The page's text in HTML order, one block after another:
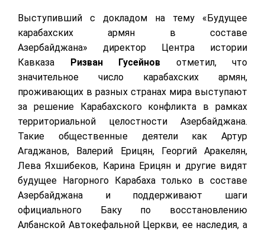
Выступивший с докладом на тему «Будущее
карабахских армян в составе
Азербайджана»
директор Центра истории
Кавказа Ризван Гусейнов отметил, что
значительное число карабахских армян,
проживающих в разных странах мира выступают
за решение Карабахского конфликта в рамках
территориальной целостности Азербайджана.
Такие общественные деятели как Артур
Агаджанов, Валерий Ерицян, Георгий Аракелян,
Лева Яхшибеков, Карина Ерицян и другие видят
будущее Нагорного Карабаха только в составе
Азербайджана и поддерживают шаги
официального Баку по восстановлению
Албанской Автокефальной Церкви, ее наследия, а